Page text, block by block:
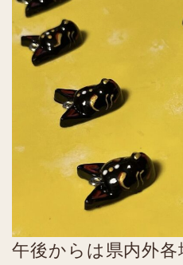
午後からは県内外各